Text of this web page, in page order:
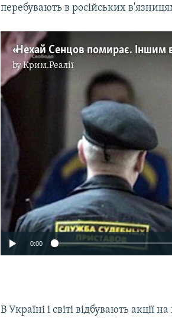
перебувають в російських
byКрим.Реалії
No media
0:00
В Україні і світі відбувають акції